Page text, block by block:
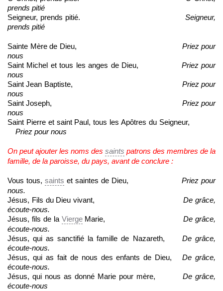
prends pitié
Seigneur, prends pitié. Seigneur,
prends pitié
Sainte Mère de Dieu, Priez pour
nous
Saint Michel et tous les anges de Dieu, Priez pour
nous
Saint Jean Baptiste, Priez pour
nous
Saint Joseph, Priez pour
nous
Saint Pierre et saint Paul, tous les Apôtres du Seigneur,
Priez pour nous
On peut ajouter les noms des saints patrons des membres de la
famille, de la paroisse, du pays, avant de conclure :
Vous tous,saints et saintes de Dieu, Priezpour
nous.
Jésus, Fils du Dieu vivant,Degrâce,
écoute-nous.
Jésus, fils de la ViergeMarie,Degrâce,
écoute-nous.
Jésus, qui as sanctifié la famille de Nazareth, Degrâce,
écoute-nous.
Jésus, qui as fait de nous des enfants de Dieu,Degrâce,
écoute-nous.
Jésus, qui nous as donné Marie pour mère, Degrâce,
écoute-nous